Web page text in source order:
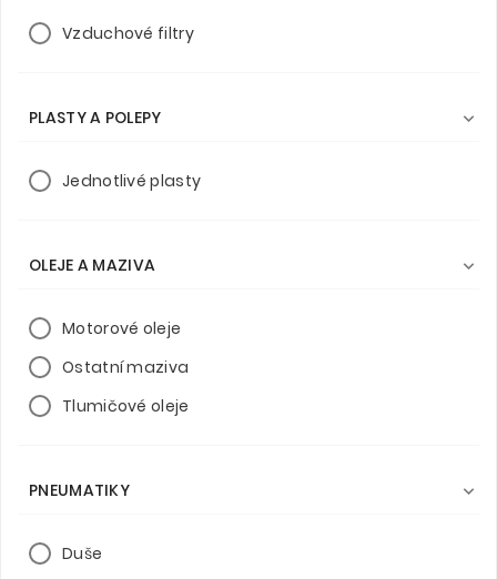
Vzduchové filtry
PLASTY A POLEPY 
Jednotlivé plasty
OLEJE A MAZIVA 
Motorové oleje
Ostatní maziva
Tlumičové oleje
PNEUMATIKY 
Duše